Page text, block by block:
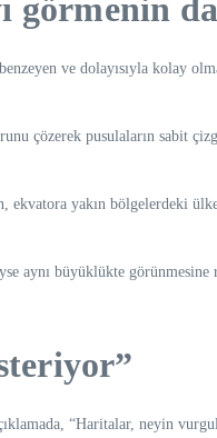
görmenin
ve dolayısıyla kolay
çözerek pusulaların sabit
ekvatora yakın bölgelerdeki
büyüklükte görünmesine
“Haritalar, neyin